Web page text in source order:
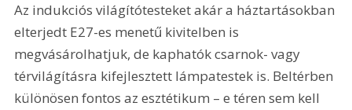
Az indukciós világítótesteket akár a háztartásokban
elterjedt E27-es menetű kivitelben is
megvásárolhatjuk, de kaphatók csarnok- vagy
térvilágításra kifejlesztett lámpatestek is. Beltérben
különösen fontos az esztétikum – e téren sem kell